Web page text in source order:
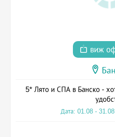
виж
5* Лято и СПА в Банско -
Дата: 01.08 -